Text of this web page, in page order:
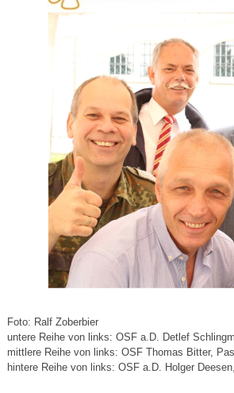
Foto: Ralf Zoberbier
untere Reihe von links: OSF a.D. Detlef
mittlere Reihe von links: OSF Thomas Bitter,
hintere Reihe von links: OSF a.D. Holger